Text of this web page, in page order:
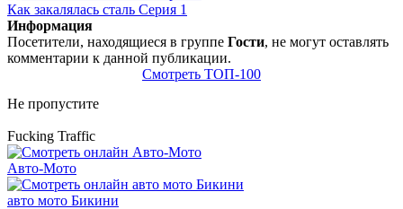
Как закалялась сталь Серия 1
Информация
Посетители, находящиеся в группе Гости, не могут оставлять
комментарии к данной публикации.
Смотреть ТОП-100
Не пропустите
Fucking Traffic
Авто-Мото
авто мото Бикини